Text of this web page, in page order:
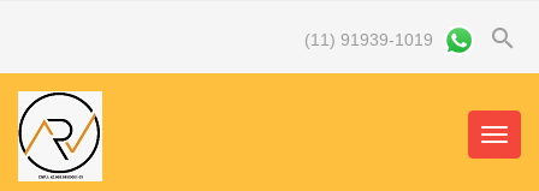
search
(11) 91939-1019
Menu